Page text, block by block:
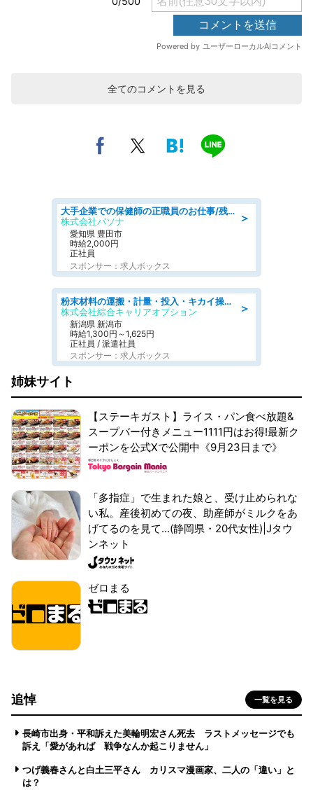
全てのコメントを見る
＞
大手企業での保健師の正職員のお仕事/残業なし/要資格:保健師
株式会社パソナ
愛知県 豊田市
時給2,000円
正社員
スポンサー：求人ボックス
＞
粉末材料の運搬・計量・投入・キカイ操作/オンライン登録
株式会社綜合キャリアオプション
新潟県 新潟市
時給1,300円～1,625円
正社員 / 派遣社員
スポンサー：求人ボックス
姉妹サイト
【ステーキガスト】ライス・パン食べ放題&
スープバー付きメニュー1111円はお得!最新ク
ーポンを公式Xで公開中《9月23日まで》
「多指症」で生まれた娘と、受け止められな
い私。産後初めての夜、助産師がミルクをあ
げてるのを見て...(静岡県・20代女性)|Jタウ
ンネット
ゼロまる
追悼 一覧を見る
長崎市出身・平和訴えた美輪明宏さん死去 ラストメッセージでも
訴え「愛があれば 戦争なんか起こりません」
つげ義春さんと白土三平さん カリスマ漫画家、二人の「違い」と
は？